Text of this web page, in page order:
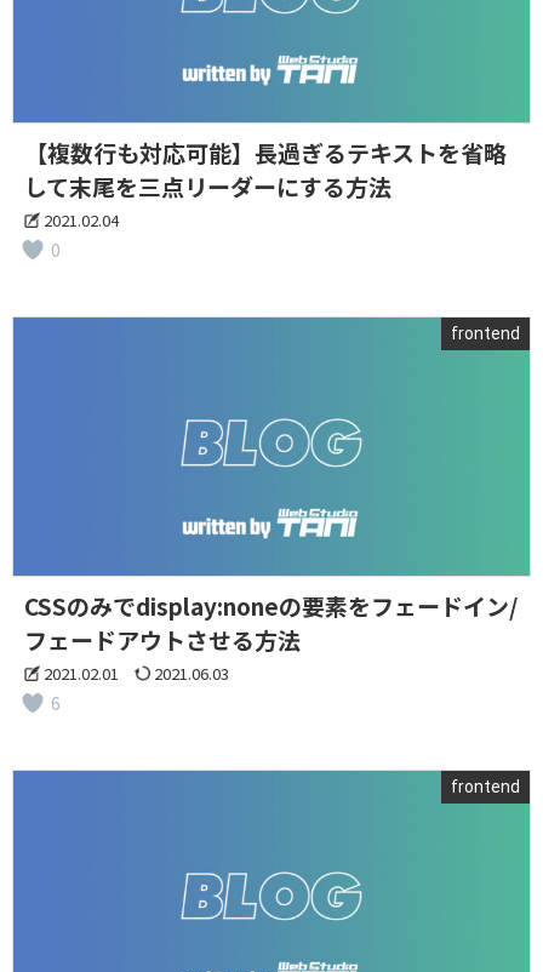
【複数行も対応可能】長過ぎるテキストを省略
して末尾を三点リーダーにする方法
2021.02.04
0
frontend
CSSのみでdisplay:noneの要素をフェードイン/
フェードアウトさせる方法
2021.02.01 2021.06.03
6
frontend